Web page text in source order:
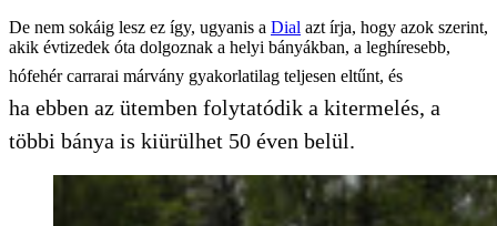
De nem sokáig lesz ez így, ugyanis a Dial azt írja, hogy azok szerint,
akik évtizedek óta dolgoznak a helyi bányákban, a leghíresebb,
hófehér carrarai márvány gyakorlatilag teljesen eltűnt, és
ha ebben az ütemben folytatódik a kitermelés, a
többi bánya is kiürülhet 50 éven belül.